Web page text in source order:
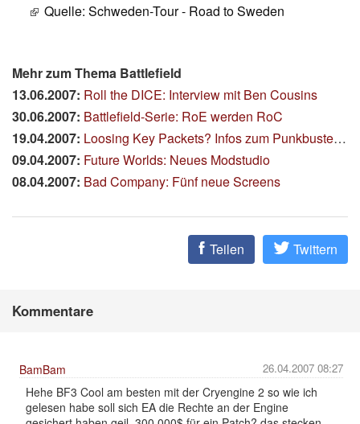
Quelle: Schweden-Tour - Road to Sweden
Mehr zum Thema Battlefield
13.06.2007: Roll the DICE: Interview mit Ben Cousins
30.06.2007: Battlefield-Serie: RoE werden RoC
19.04.2007: Loosing Key Packets? Infos zum Punkbuster-Update
09.04.2007: Future Worlds: Neues Modstudio
08.04.2007: Bad Company: Fünf neue Screens
Teilen Twittern
Kommentare
26.04.2007 08:27
BamBam
Hehe BF3 Cool am besten mit der Cryengine 2 so wie ich
gelesen habe soll sich EA die Rechte an der Engine